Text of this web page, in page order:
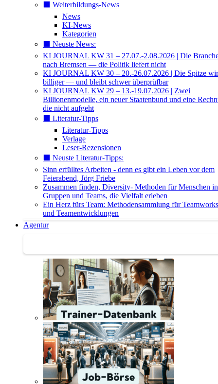
⬛️ Weiterbildungs-News
News
KI-News
Kategorien
⬛️ Neuste News:
KI JOURNAL KW 31 – 27.07.-2.08.2026 | Die
nach Bremsen — die Politik liefert nicht
KI JOURNAL KW 30 – 20.-26.07.2026 | Die Spitze
billiger — und bleibt schwer überprüfbar
KI JOURNAL KW 29 – 13.-19.07.2026 | Zwei
Billionenmodelle, ein neuer Staatenbund und eine
die nicht aufgeht
⬛️ Literatur-Tipps
Literatur-Tipps
Verlage
Leser-Rezensionen
⬛️ Neuste Literatur-Tipps:
Sinn erfülltes Arbeiten - denn es gibt ein Leben vor dem
Feierabend, Jörg Friebe
Zusammen finden, Diversity- Methoden für Menschen in
Gruppen und Teams, die Vielfalt erleben
Ein Herz fürs Team: Methodensammlung für
und Teamentwicklungen
Agentur